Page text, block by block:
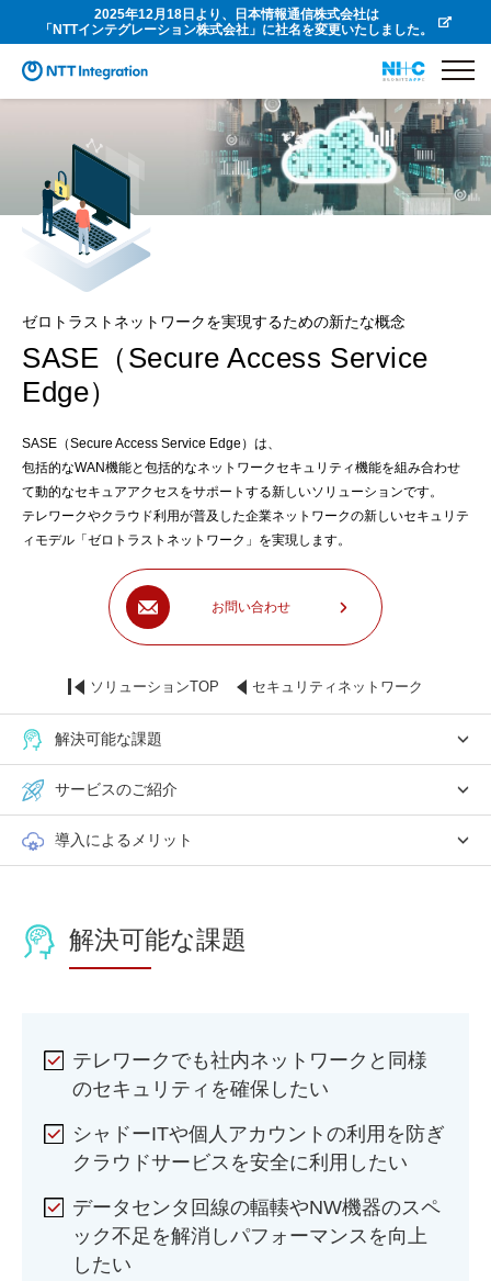
2025年12月18日より、日本情報通信株式会社は
「NTTインテグレーション株式会社」に社名を変更いたしました。
ゼロトラストネットワークを実現するための新たな概念
SASE（Secure Access Service
Edge）
SASE（Secure Access Service Edge）は、
包括的なWAN機能と包括的なネットワークセキュリティ機能を組み合わせ
て動的なセキュアアクセスをサポートする新しいソリューションです。
テレワークやクラウド利用が普及した企業ネットワークの新しいセキュリテ
ィモデル「ゼロトラストネットワーク」を実現します。
お問い合わせ
ソリューションTOP セキュリティネットワーク
解決可能な課題
サービスのご紹介
導入によるメリット
解決可能な課題
テレワークでも社内ネットワークと同様
のセキュリティを確保したい
シャドーITや個人アカウントの利用を防ぎ
クラウドサービスを安全に利用したい
データセンタ回線の輻輳やNW機器のスペ
ック不足を解消しパフォーマンスを向上
したい